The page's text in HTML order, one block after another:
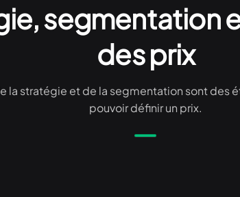
segmentation
des prix
la stratégie et de la segmentation sont des
pouvoir définir un prix.